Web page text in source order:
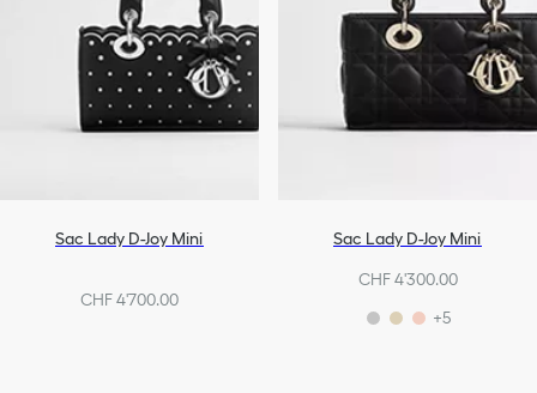
Sac Lady D-Joy Mini
CHF 4'700.00
Sac Lady D-Joy Mini
CHF 4'300.00
+5